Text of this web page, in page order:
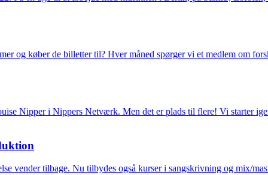
og køber de billetter til? Hver måned spørger vi et medlem om
Nipper i Nippers Netværk. Men det er plads til flere! Vi starter
vender tilbage. Nu tilbydes også kurser i sangskrivning og mix/